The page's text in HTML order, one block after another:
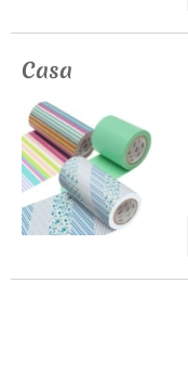
Casa